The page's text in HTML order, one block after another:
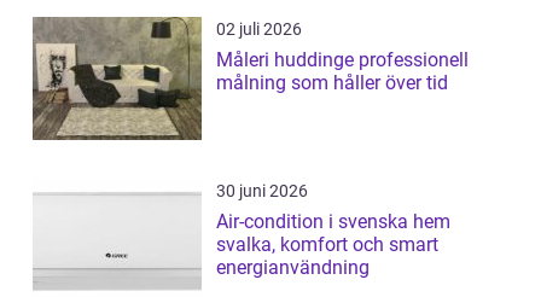
02 juli 2026
Måleri huddinge professionell
målning som håller över tid
30 juni 2026
Air-condition i svenska hem
svalka, komfort och smart
energianvändning